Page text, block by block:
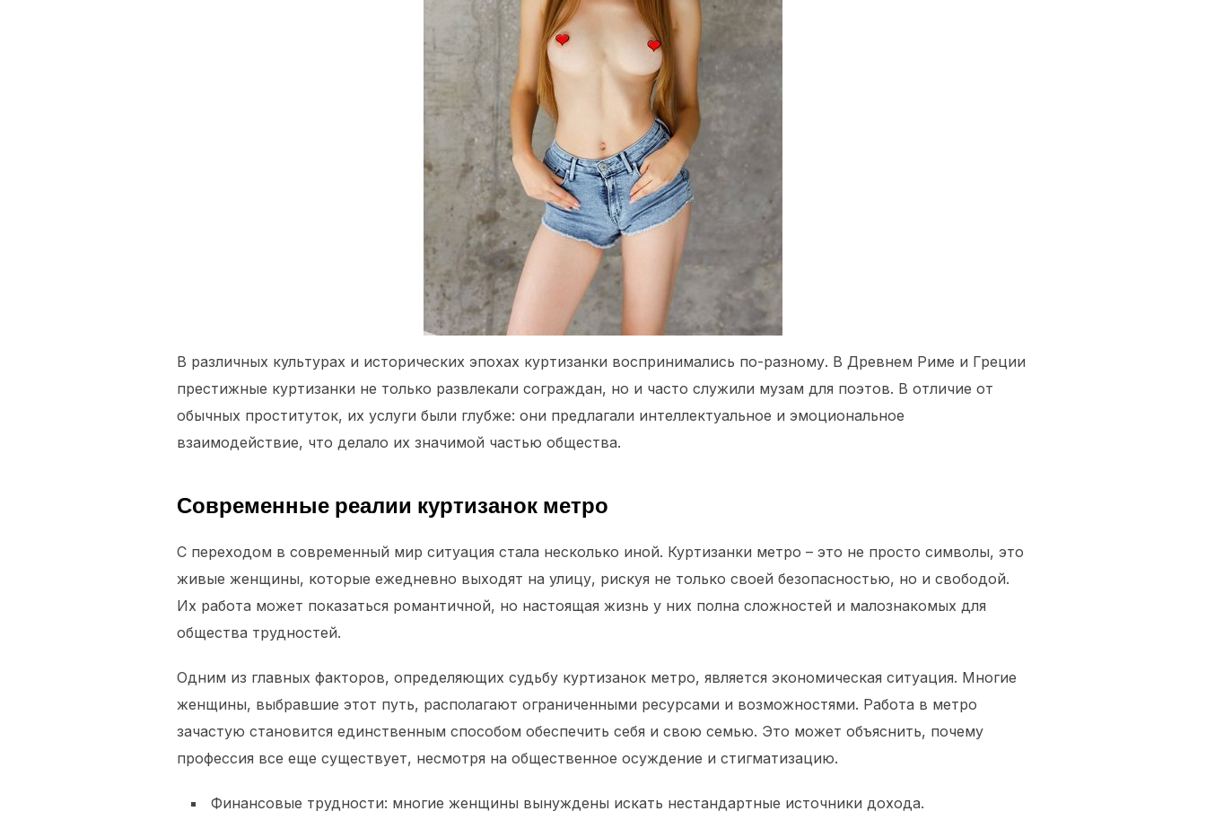
В различных культурах и исторических эпохах куртизанки воспринимались по-разному. В Древнем Риме и Греции
престижные куртизанки не только развлекали сограждан, но и часто служили музам для поэтов. В отличие от
обычных проституток, их услуги были глубже: они предлагали интеллектуальное и эмоциональное
взаимодействие, что делало их значимой частью общества.
Современные реалии куртизанок метро
С переходом в современный мир ситуация стала несколько иной. Куртизанки метро – это не просто символы, это
живые женщины, которые ежедневно выходят на улицу, рискуя не только своей безопасностью, но и свободой.
Их работа может показаться романтичной, но настоящая жизнь у них полна сложностей и малознакомых для
общества трудностей.
Одним из главных факторов, определяющих судьбу куртизанок метро, является экономическая ситуация. Многие
женщины, выбравшие этот путь, располагают ограниченными ресурсами и возможностями. Работа в метро
зачастую становится единственным способом обеспечить себя и свою семью. Это может объяснить, почему
профессия все еще существует, несмотря на общественное осуждение и стигматизацию.
Финансовые трудности: многие женщины вынуждены искать нестандартные источники дохода.